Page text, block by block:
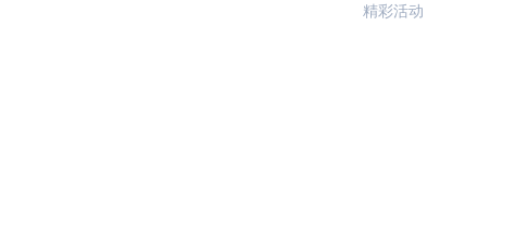
精彩活动